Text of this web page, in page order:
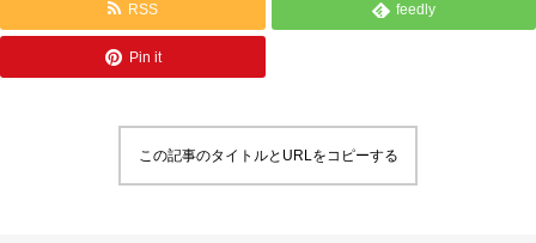
RSS feedly
Pin it
この記事のタイトルとURLをコピーする